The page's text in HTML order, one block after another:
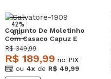
42%
OFF
Conjunto De Moletinho
Com Casaco Capuz E
Calça Jogger Preto
Salvatore
R$ 349,99
R$ 189,99 no PIX
ou 4x de R$ 49,99